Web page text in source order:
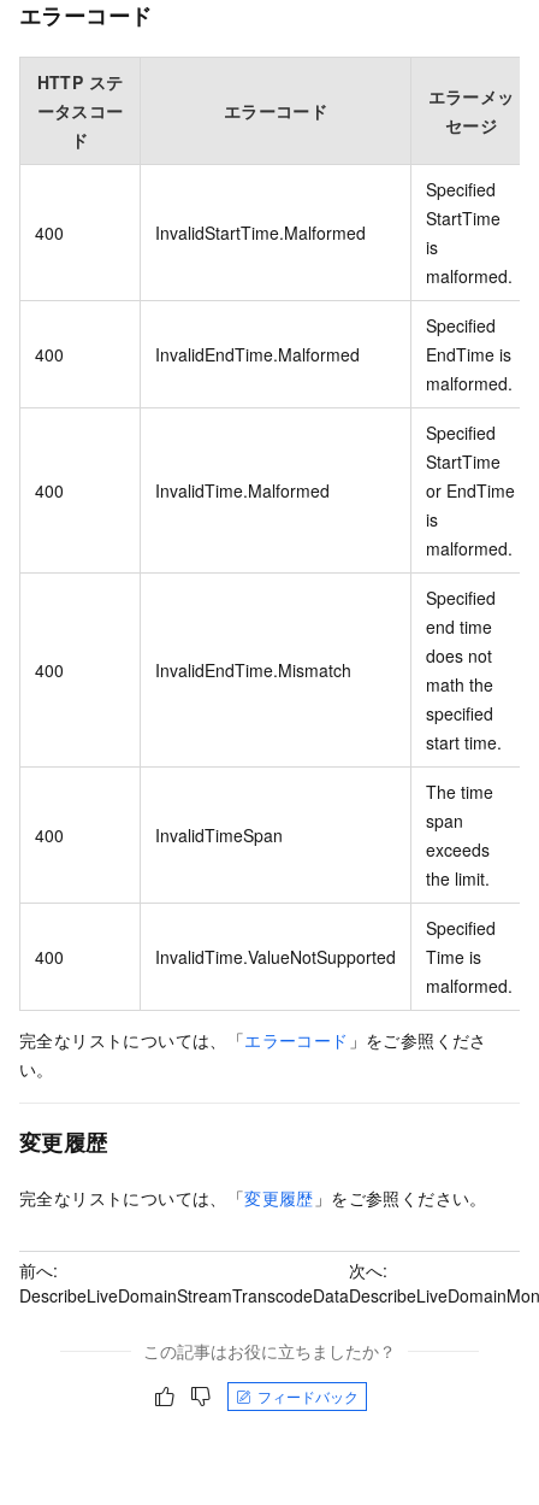
エラーコード
HTTP ステ
ータスコー
ド
エラーコード
エラーメッ
セージ
400 InvalidStartTime.Malformed
Specified
StartTime
is
malformed.
400 InvalidEndTime.Malformed
Specified
EndTime is
malformed.
400 InvalidTime.Malformed
Specified
StartTime
or EndTime
is
malformed.
400 InvalidEndTime.Mismatch
Specified
end time
does not
math the
specified
start time.
400 InvalidTimeSpan
The time
span
exceeds
the limit.
400 InvalidTime.ValueNotSupported
Specified
Time is
malformed.
完全なリストについては、「エラーコード 」をご参照くださ
い。
変更履歴
完全なリストについては、「変更履歴 」をご参照ください。
前へ:
DescribeLiveDomainStreamTranscodeData
次へ:
この記事はお役に立ちましたか？
フィードバック